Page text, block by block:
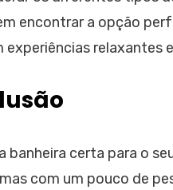
encontrar a opção
experiências
banheira certa para o
com um pouco de